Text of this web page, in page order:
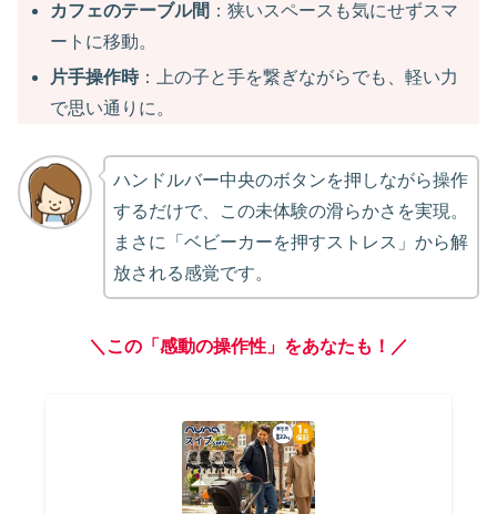
カフェのテーブル間 ：狭いスペースも気にせずスマ
ートに移動。
片手操作時：上の子と手を繋ぎながらでも、軽い力
で思い通りに。
ハンドルバー中央のボタンを押しながら操作
するだけで、この未体験の滑らかさを実現。
まさに「ベビーカーを押すストレス」から解
放される感覚です。
＼この「感動の操作性」をあなたも！／